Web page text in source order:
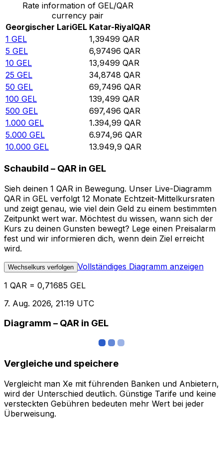
Rate information of GEL/QAR
currency pair
Georgischer LariGEL Katar-RiyalQAR
1 GEL 1,39499 QAR
5 GEL 6,97496 QAR
10 GEL 13,9499 QAR
25 GEL 34,8748 QAR
50 GEL 69,7496 QAR
100 GEL 139,499 QAR
500 GEL 697,496 QAR
1.000 GEL 1.394,99 QAR
5.000 GEL 6.974,96 QAR
10.000 GEL 13.949,9 QAR
Schaubild – QAR in GEL
Sieh deinen 1 QAR in Bewegung. Unser Live-Diagramm
QAR in GEL verfolgt 12 Monate Echtzeit-Mittelkursraten
und zeigt genau, wie viel dein Geld zu einem bestimmten
Zeitpunkt wert war. Möchtest du wissen, wann sich der
Kurs zu deinen Gunsten bewegt? Lege einen Preisalarm
fest und wir informieren dich, wenn dein Ziel erreicht
wird.
Wechselkurs verfolgen Vollständiges Diagramm anzeigen
1 QAR = 0,71685 GEL
7. Aug. 2026, 21:19 UTC
Diagramm – QAR in GEL
Vergleiche und speichere
Vergleicht man Xe mit führenden Banken und Anbietern,
wird der Unterschied deutlich. Günstige Tarife und keine
versteckten Gebühren bedeuten mehr Wert bei jeder
Überweisung.